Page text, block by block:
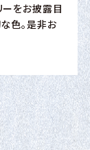
ーをお披露目
色。是非お